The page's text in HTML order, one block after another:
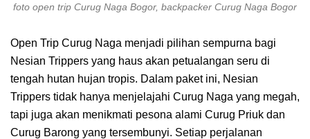
foto open trip Curug Naga Bogor, backpacker Curug Naga Bogor
Open Trip Curug Naga menjadi pilihan sempurna bagi
Nesian Trippers yang haus akan petualangan seru di
tengah hutan hujan tropis. Dalam paket ini, Nesian
Trippers tidak hanya menjelajahi Curug Naga yang megah,
tapi juga akan menikmati pesona alami Curug Priuk dan
Curug Barong yang tersembunyi. Setiap perjalanan